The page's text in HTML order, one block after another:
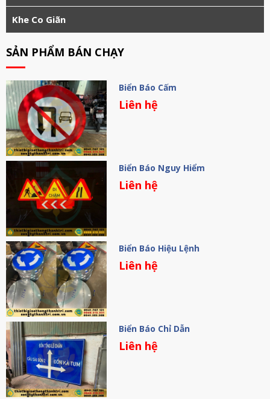
Khe Co Giãn
SẢN PHẨM BÁN CHẠY
Biển Báo Cấm
Liên hệ
Biển Báo Nguy Hiểm
Liên hệ
Biển Báo Hiệu Lệnh
Liên hệ
Biển Báo Chỉ Dẫn
Liên hệ